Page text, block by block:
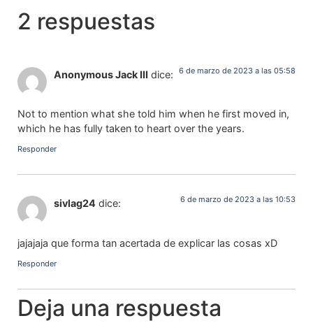
2 respuestas
Anonymous Jack III dice: 6 de marzo de 2023 a las 05:58
Not to mention what she told him when he first moved in,
which he has fully taken to heart over the years.
Responder
sivlag24 dice: 6 de marzo de 2023 a las 10:53
jajajaja que forma tan acertada de explicar las cosas xD
Responder
Deja una respuesta